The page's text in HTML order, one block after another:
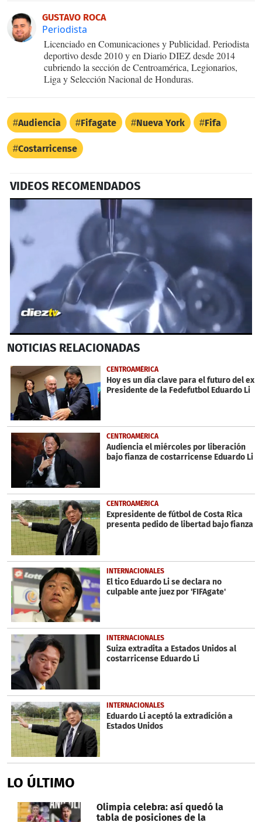
GUSTAVO ROCA
Periodista
Licenciado en Comunicaciones y Publicidad. Periodista
deportivo desde 2010 y en Diario DIEZ desde 2014
cubriendo la sección de Centroamérica, Legionarios,
Liga y Selección Nacional de Honduras.
Audiencia Fifagate Nueva York Fifa
Costarricense
VIDEOS RECOMENDADOS
seconds
1
minute,
seconds
NOTICIAS RELACIONADAS
CENTROAMÉRICA
Hoy es un día clave para el futuro del ex
Presidente de la Fedefutbol Eduardo Li
CENTROAMÉRICA
Audiencia el miércoles por liberación
bajo fianza de costarricense Eduardo Li
CENTROAMÉRICA
Expresidente de fútbol de Costa Rica
presenta pedido de libertad bajo fianza
INTERNACIONALES
El tico Eduardo Li se declara no
culpable ante juez por 'FIFAgate'
INTERNACIONALES
Suiza extradita a Estados Unidos al
costarricense Eduardo Li
INTERNACIONALES
Eduardo Li aceptó la extradición a
Estados Unidos
LO ÚLTIMO
Olimpia celebra: así quedó la
tabla de posiciones de la